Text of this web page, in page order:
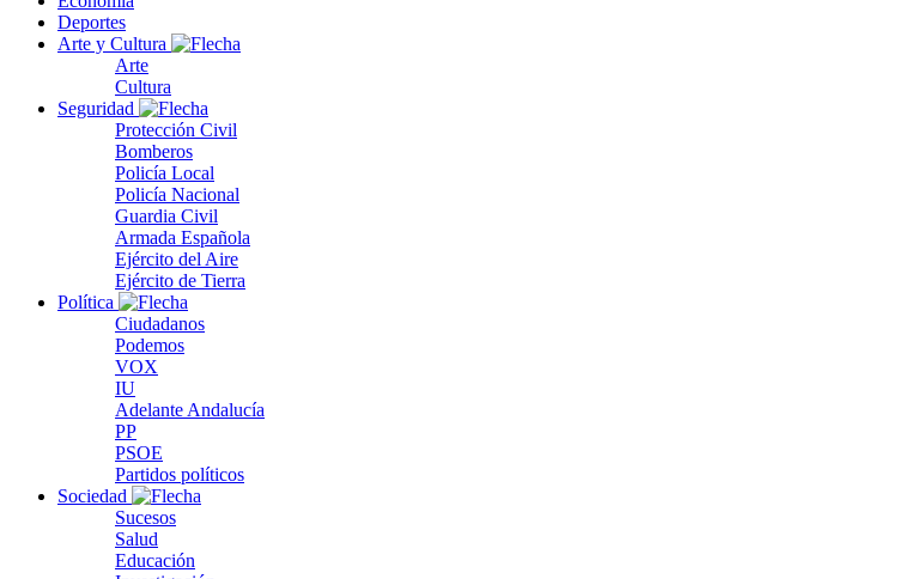
Deportes
Arte y Cultura
Arte
Cultura
Seguridad
Protección Civil
Bomberos
Policía Local
Policía Nacional
Guardia Civil
Armada Española
Ejército del Aire
Ejército de Tierra
Política
Ciudadanos
Podemos
VOX
IU
Adelante Andalucía
PP
PSOE
Partidos políticos
Sociedad
Sucesos
Salud
Educación